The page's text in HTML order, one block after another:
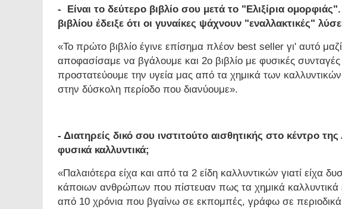
- Είναι το δεύτερο βιβλίο σου μετά το "Ελιξίρια
βιβλίου έδειξε ότι οι γυναίκες ψάχνουν "εναλλακτικές"
«Το πρώτο βιβλίο έγινε επίσημα πλέον best seller γι' αυτό
αποφασίσαμε να βγάλουμε και 2ο βιβλίο με φυσικές
προστατεύουμε την υγεία μας από τα χημικά των
στην δύσκολη περίοδο που διανύουμε».
- Διατηρείς δικό σου ινστιτούτο αισθητικής στο κέντρο
φυσικά καλλυντικά;
«Παλαιότερα είχα και από τα 2 είδη καλλυντικών γιατί είχα
κάποιων ανθρώπων που πίστευαν πως τα χημικά καλλυντικά
από 10 χρόνια που βγαίνω σε εκπομπές, γράφω σε περιοδικά